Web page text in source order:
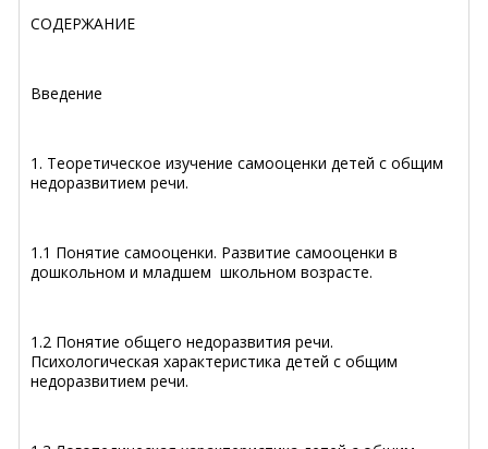
СОДЕРЖАНИЕ
Введение
1. Теоретическое изучение самооценки детей с общим
недоразвитием речи.
1.1 Понятие самооценки. Развитие самооценки в
дошкольном и младшем школьном возрасте.
1.2 Понятие общего недоразвития речи.
Психологическая характеристика детей с общим
недоразвитием речи.